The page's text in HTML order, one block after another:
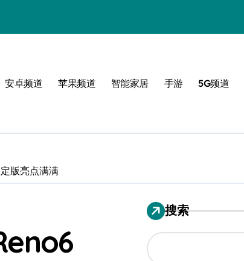
安卓频道 苹果频道 智能家居 手游 5G频道
版亮点满满
搜索